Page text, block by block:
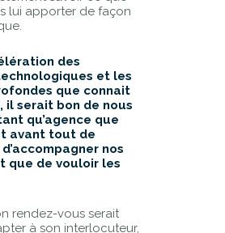
lui apporter de façon
des
et les
que connait
il serait bon de nous
qu’agence que
avant tout de
nos
que de vouloir les
rendez-vous serait
à son interlocuteur,